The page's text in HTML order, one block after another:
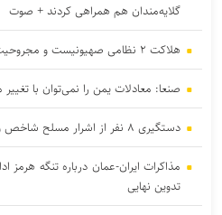
گلایه‌مندان هم همراهی کردند + صوت
هلاکت ۲ نظامی صهیونیست و مجروحیت ۴ تن دیگر در جنوب لبنان
صنعا: معادلات یمن را نمی‌توان با
دستگیری ۸ نفر از اشرار مسلح شاخص و مرتبطین گروهک‌های تروریستی
مذاکرات ایران-عمان درباره تنگه هرمز
تدوین نهایی